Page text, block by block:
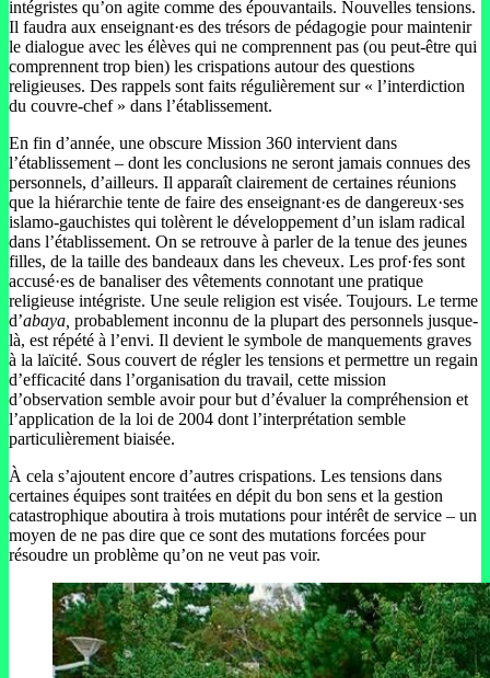
intégristes qu’on agite comme des épouvantails. Nouvelles tensions.
Il faudra aux enseignant·es des trésors de pédagogie pour maintenir
le dialogue avec les élèves qui ne comprennent pas (ou peut-être qui
comprennent trop bien) les crispations autour des questions
religieuses. Des rappels sont faits régulièrement sur « l’interdiction
du couvre-chef » dans l’établissement.
En fin d’année, une obscure Mission 360 intervient dans
l’établissement – dont les conclusions ne seront jamais connues des
personnels, d’ailleurs. Il apparaît clairement de certaines réunions
que la hiérarchie tente de faire des enseignant·es de dangereux·ses
islamo-gauchistes qui tolèrent le développement d’un islam radical
dans l’établissement. On se retrouve à parler de la tenue des jeunes
filles, de la taille des bandeaux dans les cheveux. Les prof·fes sont
accusé·es de banaliser des vêtements connotant une pratique
religieuse intégriste. Une seule religion est visée. Toujours. Le terme
d’abaya, probablement inconnu de la plupart des personnels jusque-
là, est répété à l’envi. Il devient le symbole de manquements graves
à la laïcité. Sous couvert de régler les tensions et permettre un regain
d’efficacité dans l’organisation du travail, cette mission
d’observation semble avoir pour but d’évaluer la compréhension et
l’application de la loi de 2004 dont l’interprétation semble
particulièrement biaisée.
À cela s’ajoutent encore d’autres crispations. Les tensions dans
certaines équipes sont traitées en dépit du bon sens et la gestion
catastrophique aboutira à trois mutations pour intérêt de service – un
moyen de ne pas dire que ce sont des mutations forcées pour
résoudre un problème qu’on ne veut pas voir.